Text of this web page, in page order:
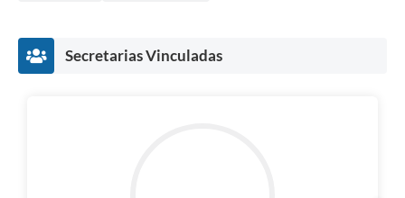
Secretarias Vinculadas